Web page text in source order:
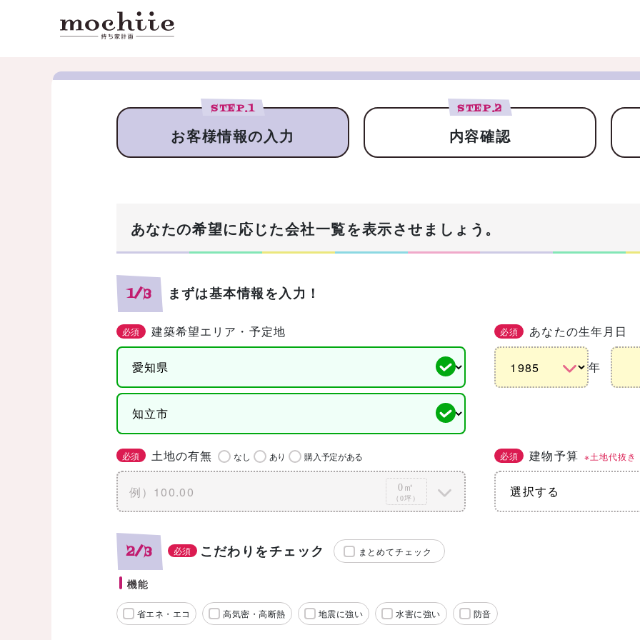
STEP.1
お客様情報の入力
STEP.2
内容確認
あなたの希望に応じた会社一覧を表示させましょう。
1/3 まずは基本情報を入力！
必須 建築希望エリア・予定地 必須 あなたの生年月日
年
必須 土地の有無 なし あり 購入予定がある
0㎡
（0坪）
必須 建物予算 ※土地代抜き
2/3 必須 こだわりをチェック まとめてチェック
機能
省エネ・エコ 高気密・高断熱 地震に強い 水害に強い 防音